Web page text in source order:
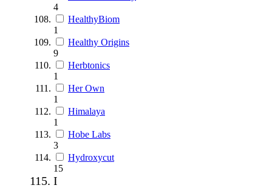
4
HealthyBiom
1
Healthy Origins
9
Herbtonics
1
Her Own
1
Himalaya
1
Hobe Labs
3
Hydroxycut
15
I